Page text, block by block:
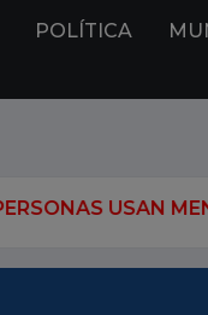
POLÍTICA